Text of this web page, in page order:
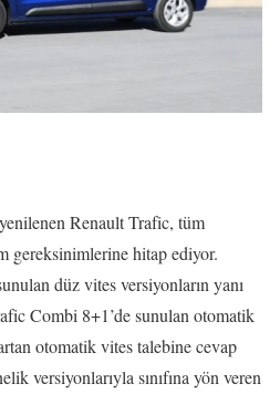
Renault Trafic, tüm
gereksinimlerine hitap ediyor.
düz vites versiyonların yanı
Combi 8+1’de sunulan otomatik
otomatik vites talebine cevap
versiyonlarıyla sınıfına yön veren